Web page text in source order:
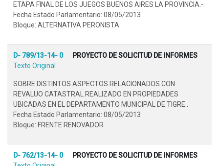
ETAPA FINAL DE LOS JUEGOS BUENOS AIRES LA PROVINCIA.-.
Fecha Estado Parlamentario: 08/05/2013
Bloque: ALTERNATIVA PERONISTA
D- 789/13-14- 0
PROYECTO DE SOLICITUD DE INFORMES
Texto Original
SOBRE DISTINTOS ASPECTOS RELACIONADOS CON
REVALUO CATASTRAL REALIZADO EN PROPIEDADES
UBICADAS EN EL DEPARTAMENTO MUNICIPAL DE TIGRE..
Fecha Estado Parlamentario: 08/05/2013
Bloque: FRENTE RENOVADOR
D- 762/13-14- 0
PROYECTO DE SOLICITUD DE INFORMES